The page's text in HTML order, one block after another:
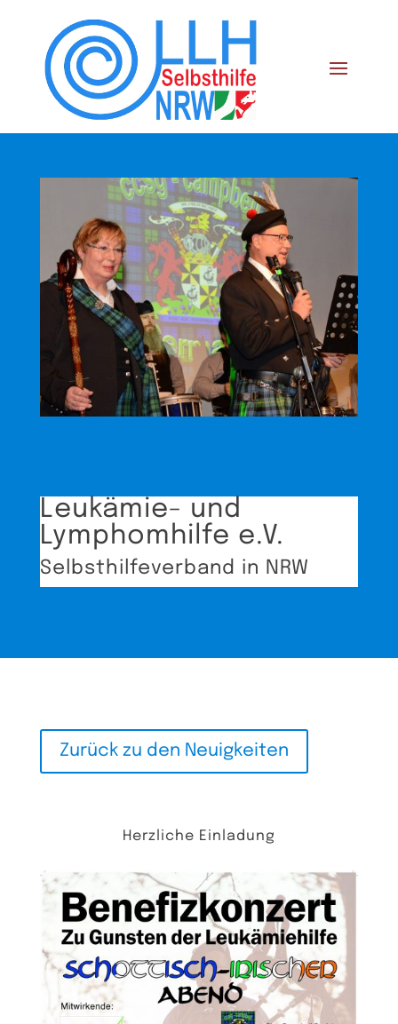
Leukämie- und
Lymphomhilfe e.V.
Selbsthilfeverband in NRW
Zurück zu den Neuigkeiten
Herzliche Einladung